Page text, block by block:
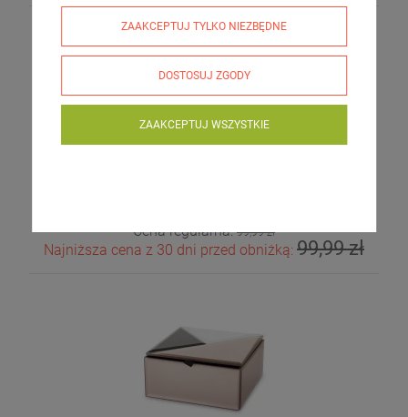
Cena regularna:99,99 zł
Najniższa cena z 30 dni przed obniżką: 99,99 zł
ZAAKCEPTUJ TYLKO NIEZBĘDNE
DOSTOSUJ ZGODY
ZAAKCEPTUJ WSZYSTKIE